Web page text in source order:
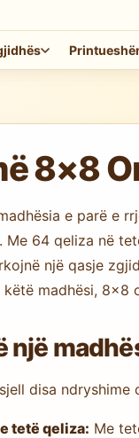
8×8
e parë e
. Me 64 qeliza në
një qasje
madhësi, 8×8
një
disa ndryshime
tetë qeliza: Me